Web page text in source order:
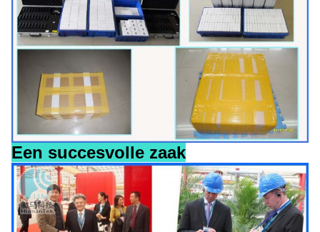
Een succesvolle zaak